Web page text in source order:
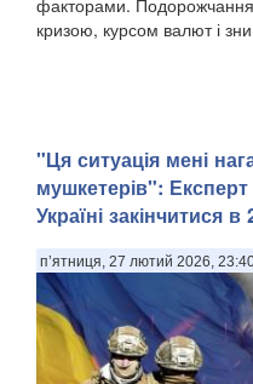
факторами. Подорожчання
кризою, курсом валют і
"Ця ситуація мені
мушкетерів":
Україні закінчитися в
п’ятниця, 27 лютий 2026,